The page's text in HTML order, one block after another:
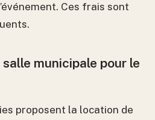
Ces frais sont
salle municipale pour le
proposent la location de